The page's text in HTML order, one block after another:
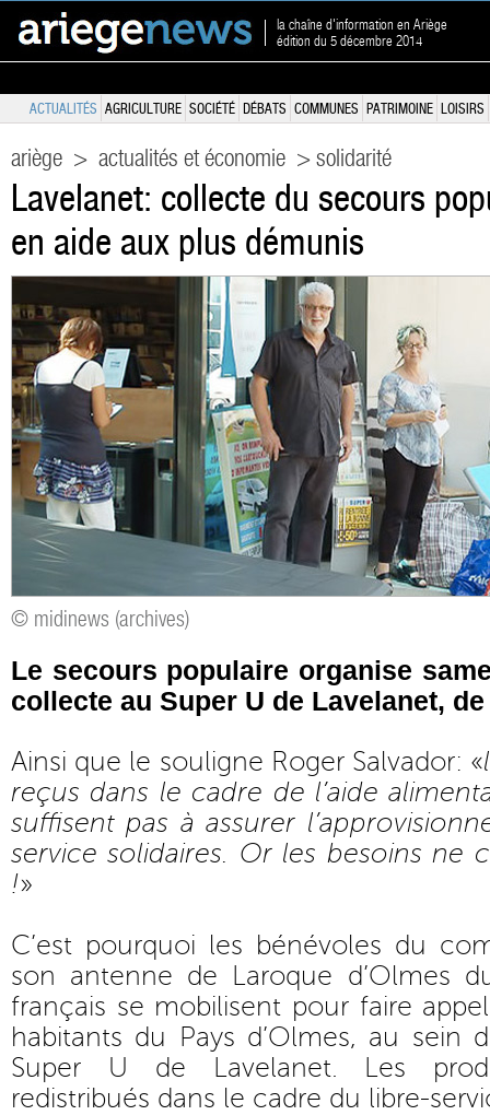
la chaîne d'information en Ariège
édition du 5 décembre 2014
ACTUALITÉS AGRICULTURE SOCIÉTÉ DÉBATS COMMUNES PATRIMOINE LOISIRS
ariège > actualités et économie > solidarité
Lavelanet: collecte du secours
en aide aux plus démunis
© midinews (archives)
Le secours populaire organise
collecte au Super U de Lavelanet, de
Ainsi que le souligne Roger Salvador: «
reçus dans le cadre de l’aide
suffisent pas à assurer
service solidaires. Or les besoins ne
!»
C’est pourquoi les bénévoles du
son antenne de Laroque d’Olmes
français se mobilisent pour faire
habitants du Pays d’Olmes, au sein
Super U de Lavelanet. Les
redistribués dans le cadre du libre-